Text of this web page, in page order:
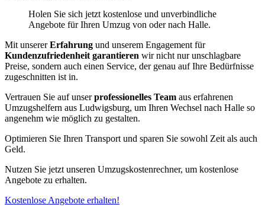
Holen Sie sich jetzt kostenlose und unverbindliche
Angebote für Ihren Umzug von oder nach Halle.
Mit unsererErfahrung und unserem Engagement für
Kundenzufriedenheit garantieren wir nicht nur unschlagbare
Preise, sondern auch einen Service, der genau auf Ihre Bedürfnisse
zugeschnitten ist in.
Vertrauen Sie auf unserprofessionelles Team aus erfahrenen
Umzugshelfern aus Ludwigsburg, um Ihren Wechsel nach Halle so
angenehm wie möglich zu gestalten.
Optimieren Sie Ihren Transport und sparen Sie sowohl Zeit als auch
Geld.
Nutzen Sie jetzt unseren Umzugskostenrechner, um kostenlose
Angebote zu erhalten.
Kostenlose Angebote erhalten!